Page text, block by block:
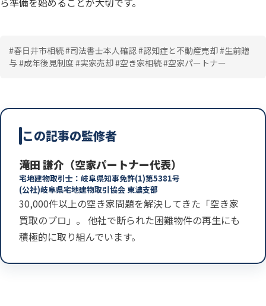
#春日井市相続 #司法書士本人確認 #認知症と不動産売却 #生前贈
与 #成年後見制度 #実家売却 #空き家相続 #空家パートナー
この記事の監修者
滝田 謙介（空家パートナー代表）
宅地建物取引士：岐阜県知事免許(1)第5381号
(公社)岐阜県宅地建物取引協会 東濃支部
30,000件以上の空き家問題を解決してきた「空き家
買取のプロ」。 他社で断られた困難物件の再生にも
積極的に取り組んでいます。